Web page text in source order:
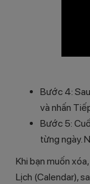
Bước 4:
và nhấn
Bước 5:
từng ngày.
Khi bạn muốn
Lịch (Calendar),